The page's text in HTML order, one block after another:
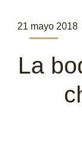
21 mayo 2018
La